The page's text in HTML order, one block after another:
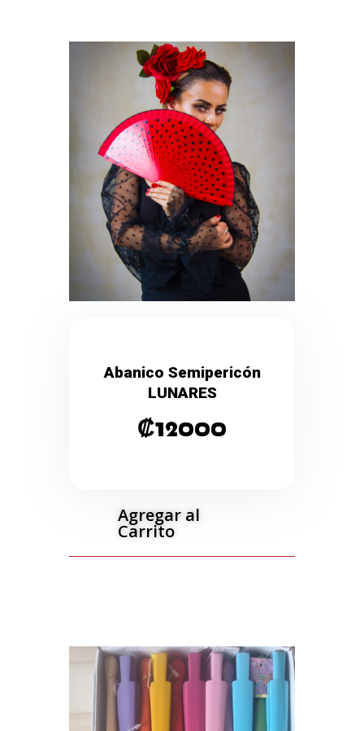
Abanico Semipericón
LUNARES
₡12000
Agregar al
Carrito